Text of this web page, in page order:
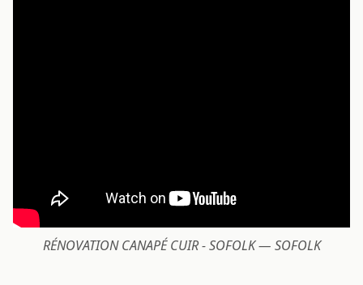
RÉNOVATION CANAPÉ CUIR - SOFOLK — SOFOLK